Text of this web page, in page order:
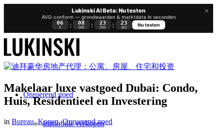
×
Lukinski AI Beta: Nu testen
AVG-conform — grondwaarden & marktdata in seconden
06
D : 08
UUR : 23
MIN : 22
SEC
Nu testen
Onroerend goed
Immobilie verkopen
Makelaar luxe vastgoed Dubai: Condo,
Huis, Residentieel en Investering
in Bureau,Kopen,Onroerend goed